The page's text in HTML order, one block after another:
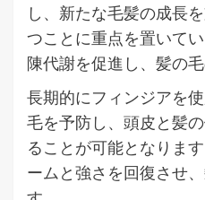
し、新たな毛髪の成長
つことに重点を置いて
陳代謝を促進し、髪の
長期的にフィンジアを
毛を予防し、頭皮と髪
ることが可能となりま
ームと強さを回復させ